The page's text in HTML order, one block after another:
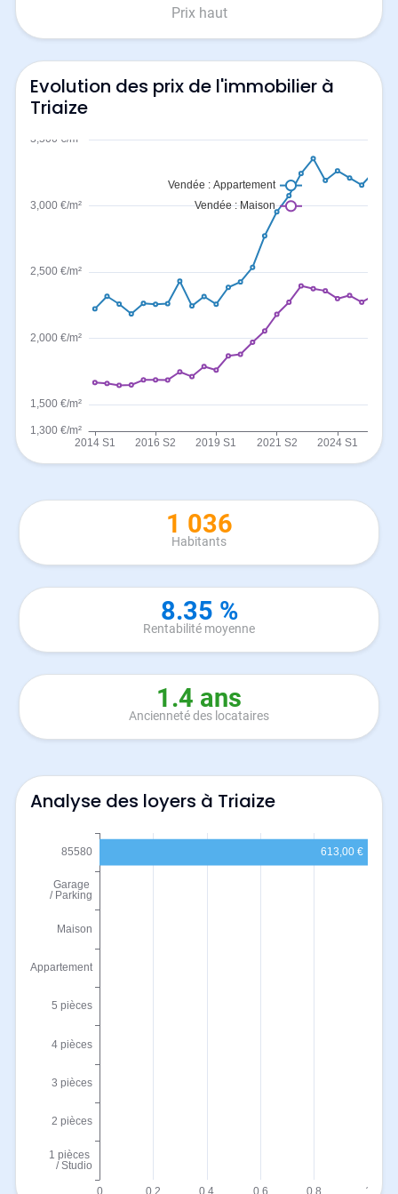
Prix haut
Evolution des prix de l'immobilier à
Triaize
1 036
Habitants
8.35 %
Rentabilité moyenne
1.4 ans
Ancienneté des locataires
Analyse des loyers à Triaize